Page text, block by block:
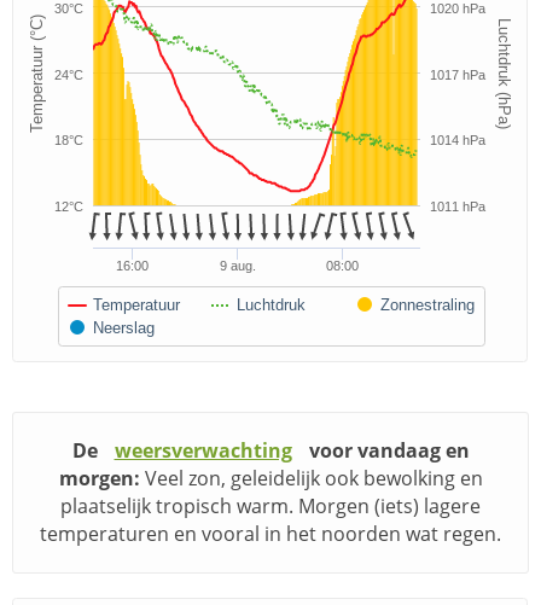
Temperatuur (°C) Luchtdruk (hPa)
Temperatuur Luchtdruk
Zonnestraling
Neerslag
9 aug.
16:00 08:00
12°C
18°C
24°C
30°C 1020 hPa
1011 hPa
1014 hPa
1017 hPa
De weersverwachting
voor vandaag en
morgen: Veel zon, geleidelijk ook bewolking en
plaatselijk tropisch warm. Morgen (iets) lagere
temperaturen en vooral in het noorden wat regen.